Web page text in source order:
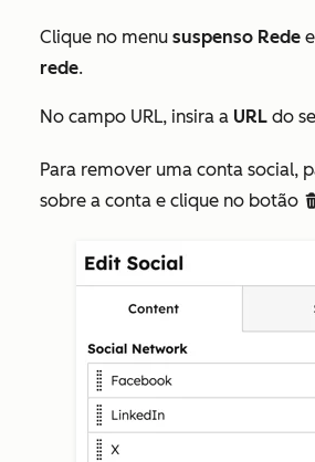
Clique no menu suspenso Rede
rede.
No campo URL, insira a URL do
Para remover uma conta social,
sobre a conta e clique no botão